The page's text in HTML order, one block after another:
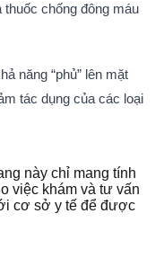
chống đông máu
năng “phủ” lên mặt
tác dụng của các loại
này chỉ mang tính
việc khám và tư vấn
cơ sở y tế để được